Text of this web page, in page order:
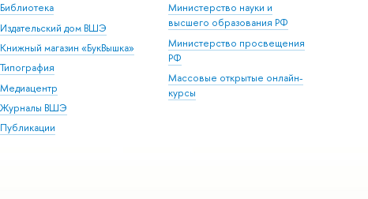
Библиотека
Издательский дом ВШЭ
Книжный магазин «БукВышка»
Типография
Медиацентр
Журналы ВШЭ
Публикации
Министерство науки и
высшего образования РФ
Министерство просвещения
РФ
Массовые открытые онлайн-
курсы